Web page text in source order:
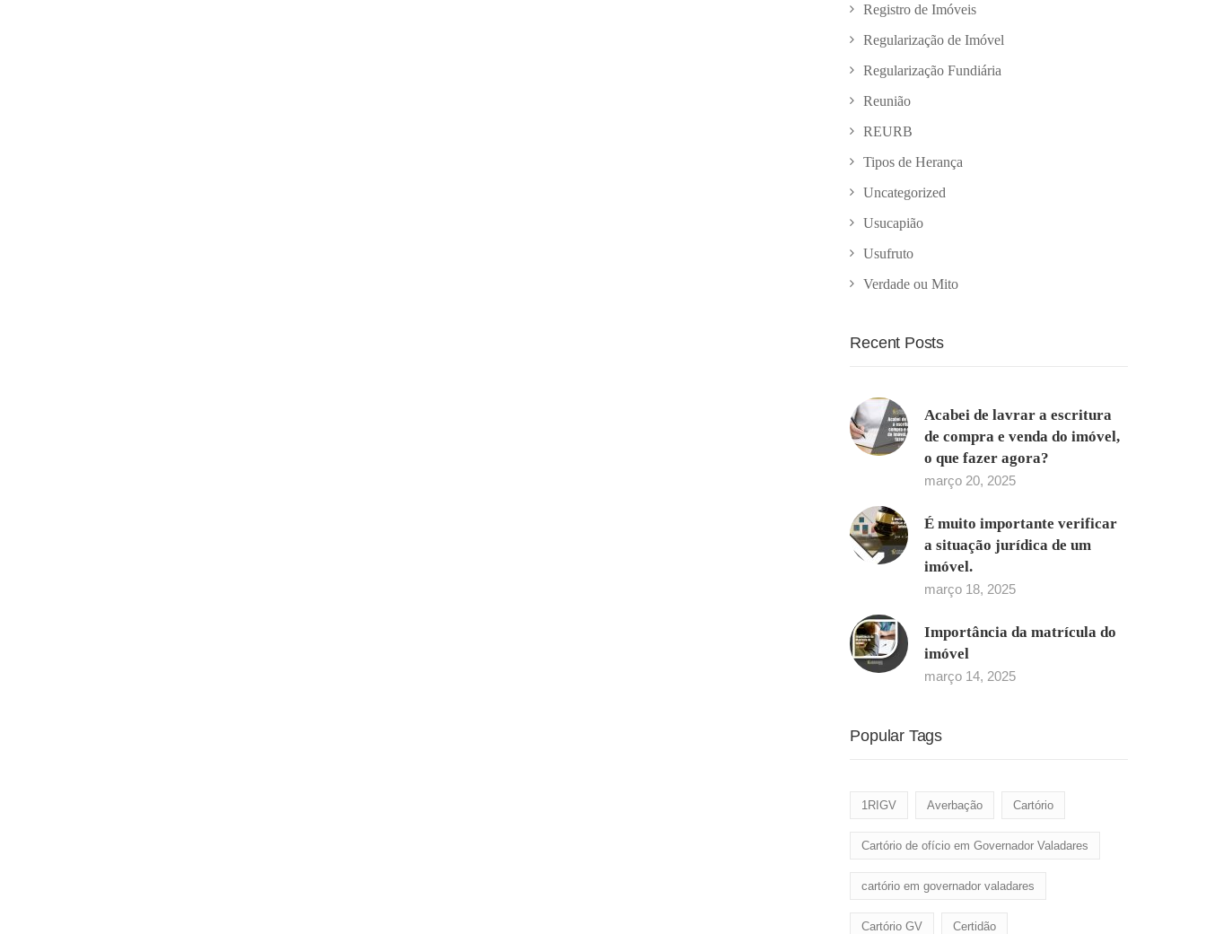
Registro de Imóveis
Regularização de Imóvel
Regularização Fundiária
Reunião
REURB
Tipos de Herança
Uncategorized
Usucapião
Usufruto
Verdade ou Mito
Recent Posts
Acabei de lavrar a escritura
de compra e venda do imóvel,
o que fazer agora?
março 20, 2025
É muito importante verificar
a situação jurídica de um
imóvel.
março 18, 2025
Importância da matrícula do
imóvel
março 14, 2025
Popular Tags
1RIGV Averbação Cartório
Cartório de ofício em Governador Valadares
cartório em governador valadares
Cartório GV Certidão